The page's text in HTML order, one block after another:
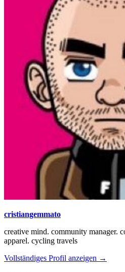
cristiangemmato
creative mind. community manager.
apparel. cycling travels
Vollständiges Profil anzeigen →